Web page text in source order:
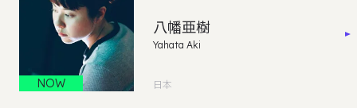
NOW
八幡亜樹
Yahata Aki
日本